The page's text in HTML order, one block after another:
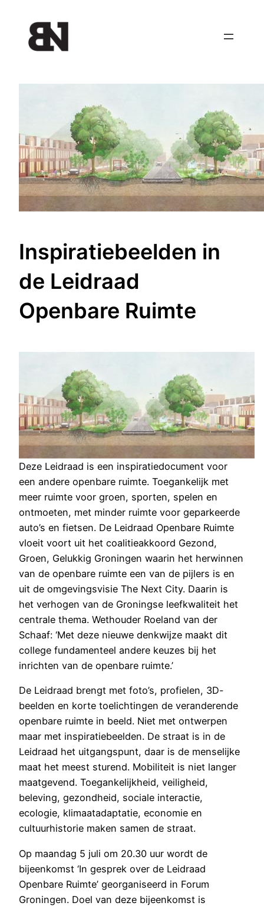
Inspiratiebeelden in
de Leidraad
Openbare Ruimte
Deze Leidraad is een inspiratiedocument voor
een andere openbare ruimte. Toegankelijk met
meer ruimte voor groen, sporten, spelen en
ontmoeten, met minder ruimte voor geparkeerde
auto’s en fietsen. De Leidraad Openbare Ruimte
vloeit voort uit het coalitieakkoord Gezond,
Groen, Gelukkig Groningen waarin het herwinnen
van de openbare ruimte een van de pijlers is en
uit de omgevingsvisie The Next City. Daarin is
het verhogen van de Groningse leefkwaliteit het
centrale thema. Wethouder Roeland van der
Schaaf: ‘Met deze nieuwe denkwijze maakt dit
college fundamenteel andere keuzes bij het
inrichten van de openbare ruimte.’
De Leidraad brengt met foto’s, profielen, 3D-
beelden en korte toelichtingen de veranderende
openbare ruimte in beeld. Niet met ontwerpen
maar met inspiratiebeelden. De straat is in de
Leidraad het uitgangspunt, daar is de menselijke
maat het meest sturend. Mobiliteit is niet langer
maatgevend. Toegankelijkheid, veiligheid,
beleving, gezondheid, sociale interactie,
ecologie, klimaatadaptatie, economie en
cultuurhistorie maken samen de straat.
Op maandag 5 juli om 20.30 uur wordt de
bijeenkomst ‘In gesprek over de Leidraad
Openbare Ruimte’ georganiseerd in Forum
Groningen. Doel van deze bijeenkomst is